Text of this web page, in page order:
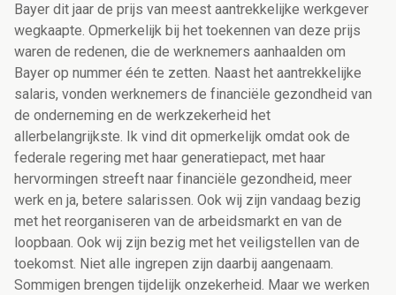
Bayer dit jaar de prijs van meest aantrekkelijke werkgever
wegkaapte. Opmerkelijk bij het toekennen van deze prijs
waren de redenen, die de werknemers aanhaalden om
Bayer op nummer één te zetten. Naast het aantrekkelijke
salaris, vonden werknemers de financiële gezondheid van
de onderneming en de werkzekerheid het
allerbelangrijkste. Ik vind dit opmerkelijk omdat ook de
federale regering met haar generatiepact, met haar
hervormingen streeft naar financiële gezondheid, meer
werk en ja, betere salarissen. Ook wij zijn vandaag bezig
met het reorganiseren van de arbeidsmarkt en van de
loopbaan. Ook wij zijn bezig met het veiligstellen van de
toekomst. Niet alle ingrepen zijn daarbij aangenaam.
Sommigen brengen tijdelijk onzekerheid. Maar we werken